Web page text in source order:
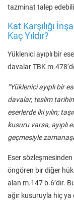
tazminat talep
Kat Karşılığı
Kaç Yıldır?
Yüklenici ayıplı bir
davalar TBK
“Yüklenici ayıplı bir
davalar, teslim
eserlerde iki yılın;
kusuru varsa, ayıplı
geçmesiyle
Eser
öngören bir diğer
alan m.147 b.6’dır.
ağır kusuruyla hiç ya